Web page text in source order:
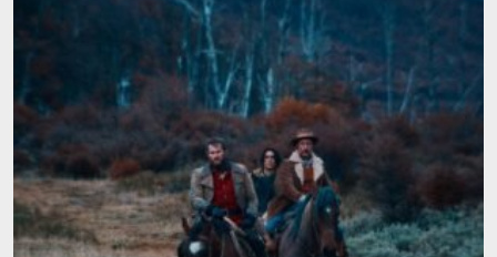
Prensa
Cash Rebate
Contacto